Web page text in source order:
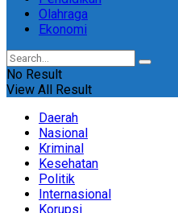
Olahraga
Ekonomi
No Result
View All Result
Daerah
Nasional
Kriminal
Kesehatan
Politik
Internasional
Korupsi